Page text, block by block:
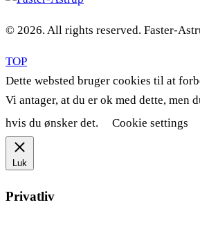
© 2026. All rights reserved. Faster-
TOP
Dette websted bruger cookies til at
Vi antager, at du er ok med dette, men
hvis du ønsker det.
Cookie settings
Luk
Privatliv